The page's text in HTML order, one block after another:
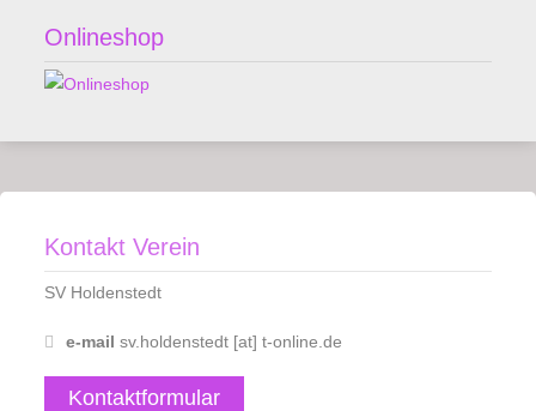
Onlineshop
Kontakt Verein
SV Holdenstedt
e-mail sv.holdenstedt [at] t-online.de
Kontaktformular